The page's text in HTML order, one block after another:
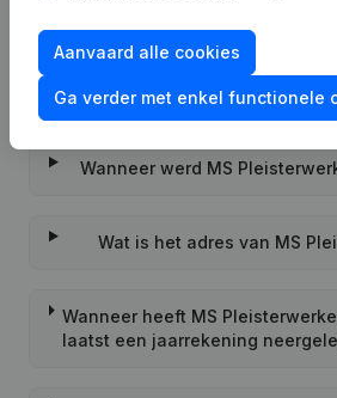
Wat is het PEPPOL ID van MS
Wanneer werd MS
Wat is het adres van MS
Wanneer heeft MS
laatst een jaarrekening
Aanvaard alle cookies
Ga verder met enkel functionele